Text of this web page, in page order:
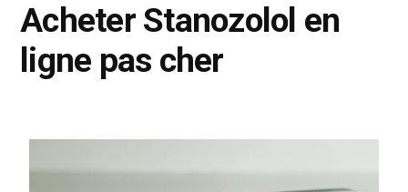
Acheter Stanozolol en
ligne pas cher